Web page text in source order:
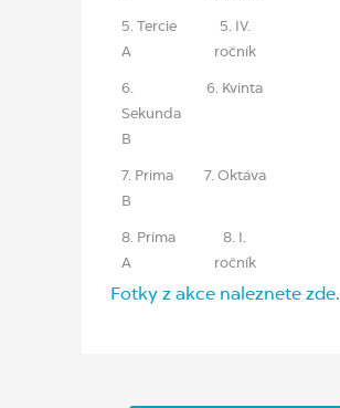
5. Tercie
A
5. IV.
ročník
6.
Sekunda
B
6. Kvinta
7. Prima
B
7. Oktáva
8. Prima
A
8. I.
ročník
Fotky z akce naleznete zde.